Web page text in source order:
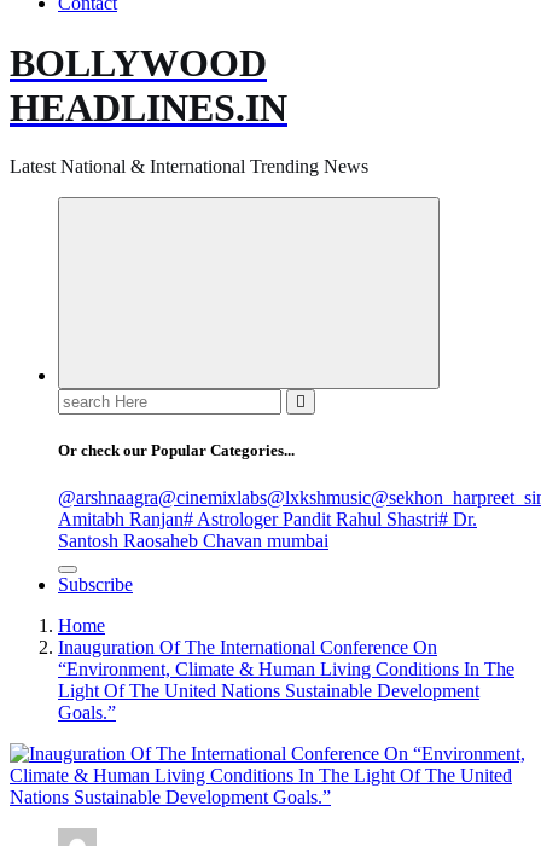
BOLLYWOOD
HEADLINES.IN
Latest National & International Trending News
Search
for:
Or check our Popular Categories...
@arshnaagra@cinemixlabs@lxkshmusic
Amitabh Ranjan# Astrologer Pandit Rahul Shastri# Dr.
Santosh Raosaheb Chavan mumbai
Subscribe
Home
Inauguration Of The International Conference On
“Environment, Climate & Human Living Conditions In The
Light Of The United Nations Sustainable Development
Goals.”